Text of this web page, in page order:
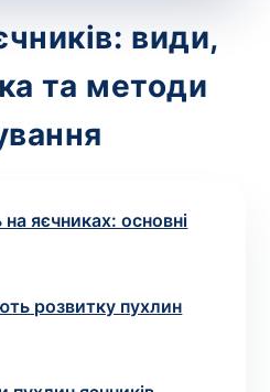
види,
та методи
яєчниках: основні
розвитку пухлин